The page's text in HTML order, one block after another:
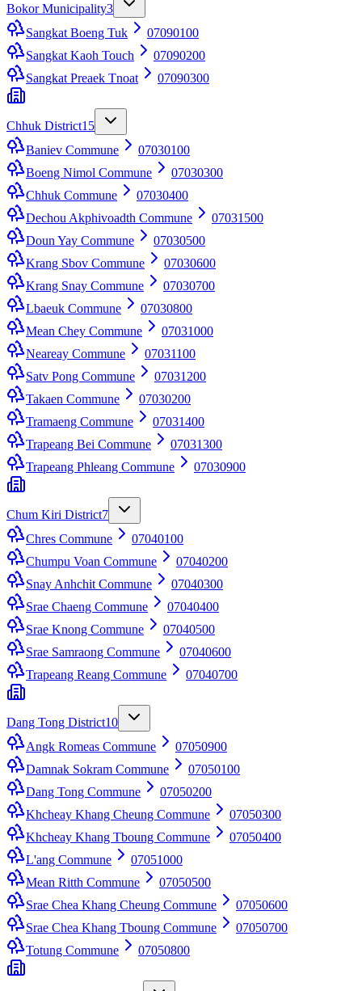
Bokor Municipality3
Sangkat Boeng Tuk
07090100
Sangkat Kaoh Touch
07090200
Sangkat Preaek Tnoat
07090300
Chhuk District15
Baniev Commune
07030100
Boeng Nimol Commune
07030300
Chhuk Commune
07030400
Dechou Akphivoadth Commune
07031500
Doun Yay Commune
07030500
Krang Sbov Commune
07030600
Krang Snay Commune
07030700
Lbaeuk Commune
07030800
Mean Chey Commune
07031000
Neareay Commune
07031100
Satv Pong Commune
07031200
Takaen Commune
07030200
Tramaeng Commune
07031400
Trapeang Bei Commune
07031300
Trapeang Phleang Commune
07030900
Chum Kiri District7
Chres Commune
07040100
Chumpu Voan Commune
07040200
Snay Anhchit Commune
07040300
Srae Chaeng Commune
07040400
Srae Knong Commune
07040500
Srae Samraong Commune
07040600
Trapeang Reang Commune
07040700
Dang Tong District10
Angk Romeas Commune
07050900
Damnak Sokram Commune
07050100
Dang Tong Commune
07050200
Khcheay Khang Cheung Commune
07050300
Khcheay Khang Tboung Commune
07050400
L'ang Commune
07051000
Mean Ritth Commune
07050500
Srae Chea Khang Cheung Commune
07050600
Srae Chea Khang Tboung Commune
07050700
Totung Commune
07050800